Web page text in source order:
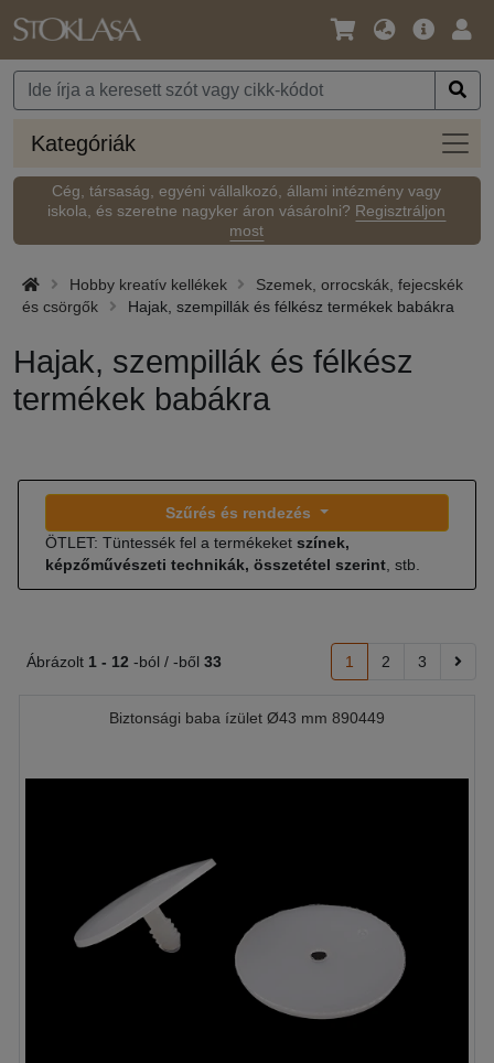
Nyelv
Pénznem
Fő
Kategóriák
Cég, társaság, egyéni vállalkozó, állami intézmény vagy
iskola, és szeretne nagyker áron vásárolni? Regisztráljon
most
Hobby kreatív kellékek
Szemek, orrocskák, fejecskék
és csörgők
Hajak, szempillák és félkész termékek babákra
Hajak, szempillák és félkész
termékek babákra
Szűrés és rendezés
ÖTLET: Tüntessék fel a termékeket színek,
képzőművészeti technikák, összetétel szerint , stb.
Ábrázolt 1 - 12 -ból / -ből 33 1 2 3
Biztonsági baba ízület Ø43 mm 890449